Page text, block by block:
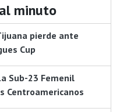
minuto
pierde ante
Cup
Sub-23 Femenil
Centroamericanos